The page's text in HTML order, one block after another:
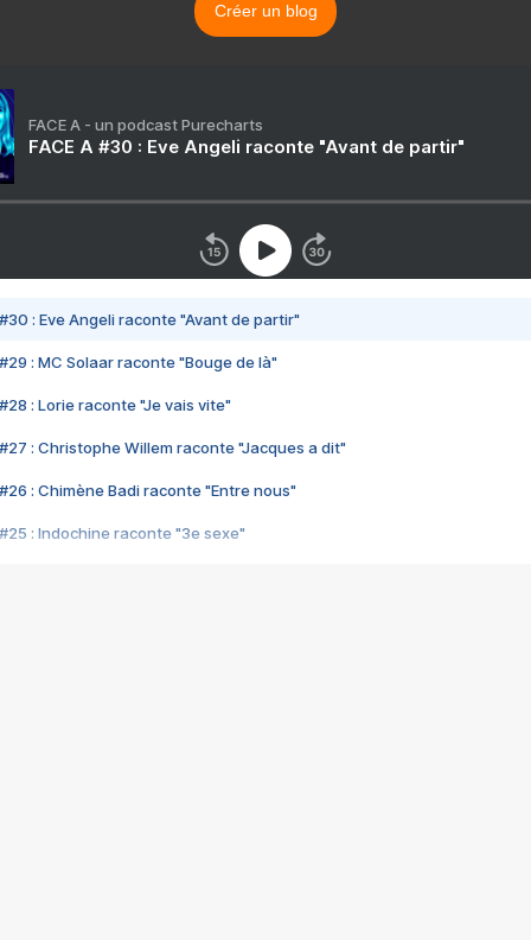
Créer un blog
FACE A - un podcast Purecharts
FACE A #30 : Eve Angeli raconte "Avant de partir"
#30 : Eve Angeli raconte "Avant de partir"
#29 : MC Solaar raconte "Bouge de là"
#28 : Lorie raconte "Je vais vite"
#27 : Christophe Willem raconte "Jacques a dit"
#26 : Chimène Badi raconte "Entre nous"
#25 : Indochine raconte "3e sexe"